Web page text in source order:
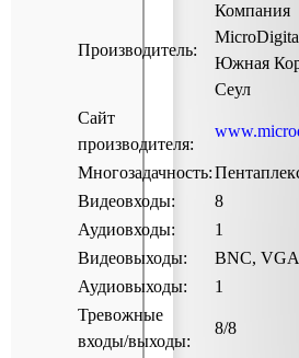
Производитель:
Компания
Южная
Сеул
Сайт
производителя:
Многозадачность:
Видеовходы:
8
Аудиовходы:
1
Видеовыходы:
BNC,
Аудиовыходы:
1
Тревожные
входы/выходы:
8/8